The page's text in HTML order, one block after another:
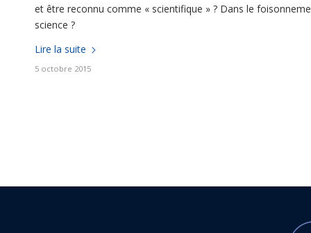
et être reconnu comme « scientifique » ? Dans le
science ?
Lire la suite
5 octobre 2015